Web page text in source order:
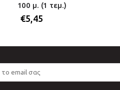
100 μ. (1 τεμ.)
€5,45